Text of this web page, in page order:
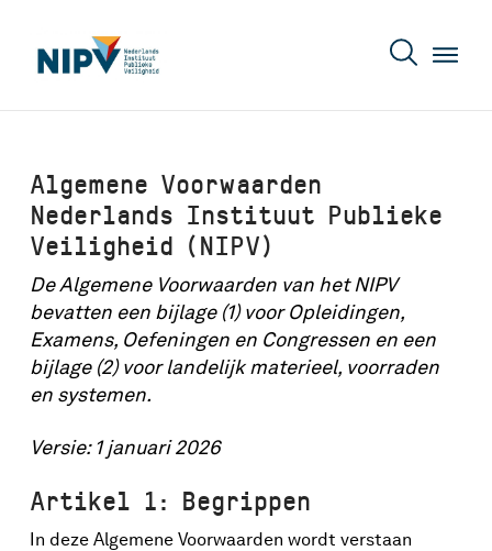
Algemene Voorwaarden
Nederlands Instituut Publieke
Veiligheid (NIPV)
De Algemene Voorwaarden van het NIPV
bevatten een bijlage (1) voor Opleidingen,
Examens, Oefeningen en Congressen en een
bijlage (2) voor landelijk materieel, voorraden
en systemen.
Versie: 1 januari 2026
Artikel 1: Begrippen
In deze Algemene Voorwaarden wordt verstaan